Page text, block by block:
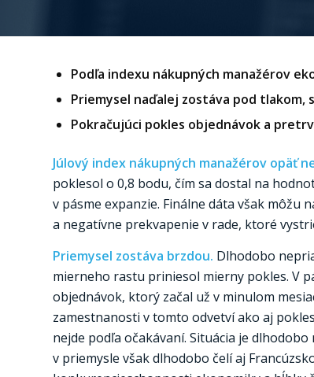
Podľa indexu nákupných manažérov
Priemysel naďalej zostáva pod tlakom,
Pokračujúci pokles objednávok a
Júlový index nákupných manažérov opäť
poklesol o 0,8 bodu, čím sa dostal na
v pásme expanzie. Finálne dáta však môžu
a negatívne prekvapenie v rade, ktoré
Priemysel zostáva brzdou. Dlhodobo
mierneho rastu priniesol mierny pokles. V
objednávok, ktorý začal už v minulom
zamestnanosti v tomto odvetví ako aj
nejde podľa očakávaní. Situácia je
v priemysle však dlhodobo čelí aj